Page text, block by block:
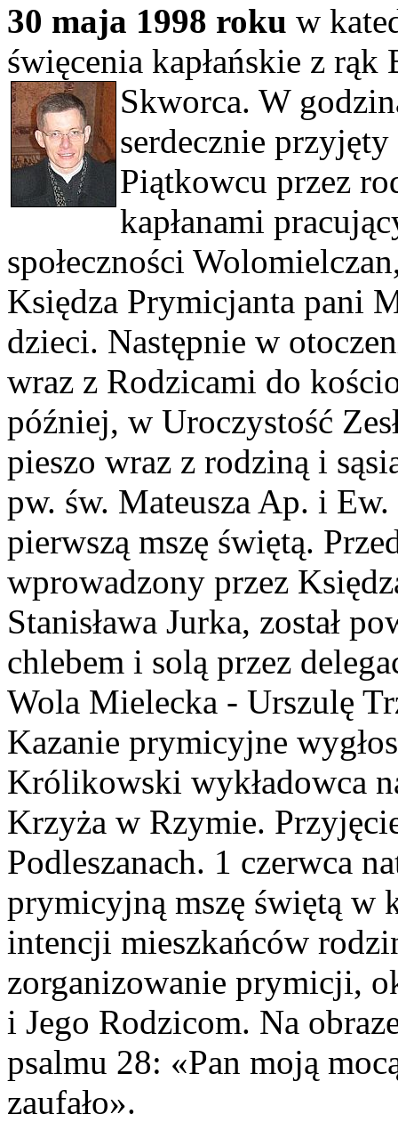
30 maja 1998 roku w
święcenia kapłańskie z
Skworca. W
serdecznie
Piątkowcu przez
kapłanami
społeczności
Księdza Prymicjanta pani
dzieci. Następnie w
wraz z Rodzicami do
później, w Uroczystość
pieszo wraz z rodziną i
pw. św. Mateusza Ap. i
pierwszą mszę świętą.
wprowadzony przez
Stanisława Jurka, został
chlebem i solą przez
Wola Mielecka - Urszulę
Kazanie prymicyjne
Królikowski wykładowca
Krzyża w Rzymie.
Podleszanach. 1 czerwca
prymicyjną mszę świętą
intencji mieszkańców
zorganizowanie prymicji,
i Jego Rodzicom. Na
psalmu 28: «Pan moją
zaufało».